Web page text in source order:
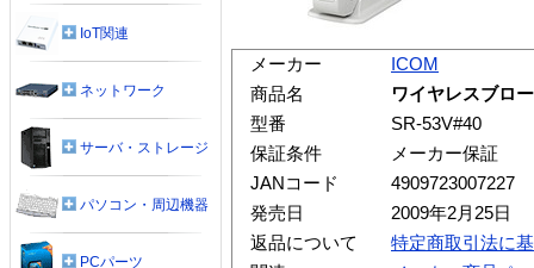
メーカー
ICOM
商品名
ワイヤレスブロ
型番
SR-53V#40
保証条件
メーカー保証
JANコード
4909723007227
発売日
2009年2月25日
返品について
特定商取引法に
IoT関連
ネットワーク
サーバ・ストレージ
パソコン・周辺機器
PCパーツ